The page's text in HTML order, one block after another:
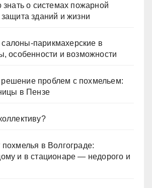
знать о системах пожарной
защита зданий и жизни
парикмахерские в
особенности и возможности
проблем с похмельем:
в Пензе
похмелья в Волгограде:
и в стационаре — недорого и